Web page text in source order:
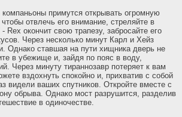
примутся открывать огромную
отвлечь его внимание, стреляйте в
Rex окончит свою трапезу, забросайте его
Через несколько минут Карл и Хейз
Однако ставшая на пути хищника дверь не
в убежище и, зайдя по пояс в воду,
Через минуту тираннозавр потеряет к вам
вздохнуть спокойно и, прихватив с собой
видели ваших спутников. Откройте вместе с
обрыва. Однако мост разрушится, разделив
в одиночестве.